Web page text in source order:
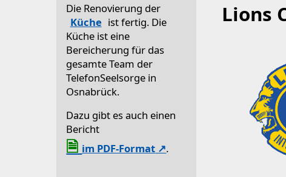
Lions
Die Renovierung der
Küche ist fertig. Die
Küche ist eine
Bereicherung für das
gesamte Team der
TelefonSeelsorge in
Osnabrück.
Dazu gibt es auch einen
Bericht
im PDF-Format
.